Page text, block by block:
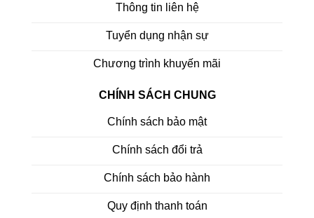
Thông tin liên hệ
Tuyển dụng nhận sự
Chương trình khuyến mãi
CHÍNH SÁCH CHUNG
Chính sách bảo mật
Chính sách đổi trả
Chính sách bảo hành
Quy định thanh toán